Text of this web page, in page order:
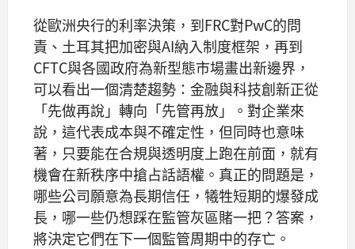
從歐洲央行的利率決策，到FRC對PwC的問
責、土耳其把加密與AI納入制度框架，再到
CFTC與各國政府為新型態市場畫出新邊界，
可以看出一個清楚趨勢：金融與科技創新正從
「先做再說」轉向「先管再放」。對企業來
說，這代表成本與不確定性，但同時也意味
著，只要能在合規與透明度上跑在前面，就有
機會在新秩序中搶占話語權。真正的問題是，
哪些公司願意為長期信任，犧牲短期的爆發成
長，哪一些仍想踩在監管灰區賭一把？答案，
將決定它們在下一個監管周期中的存亡。